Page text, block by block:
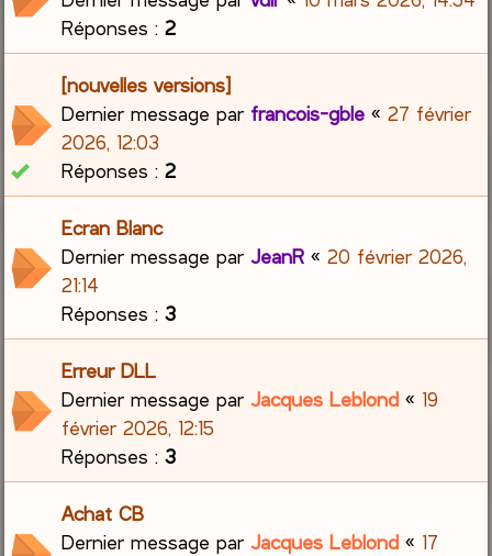
Réponses :2
[nouvelles versions]
Dernier message par francois-gble «27 février
2026, 12:03
Réponses :2
Ecran Blanc
Dernier message parJeanR «20 février 2026,
21:14
Réponses :3
Erreur DLL
Dernier message parJacques Leblond « 19
février 2026, 12:15
Réponses :3
Achat CB
Dernier message parJacques Leblond « 17